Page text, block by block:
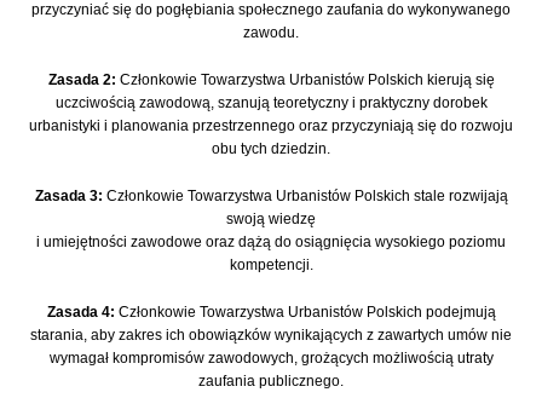
przyczyniać się do pogłębiania społecznego zaufania do wykonywanego
zawodu.
Zasada 2: Członkowie Towarzystwa Urbanistów Polskich kierują się
uczciwością zawodową, szanują teoretyczny i praktyczny dorobek
urbanistyki i planowania przestrzennego oraz przyczyniają się do rozwoju
obu tych dziedzin.
Zasada 3: Członkowie Towarzystwa Urbanistów Polskich stale rozwijają
swoją wiedzę
i umiejętności zawodowe oraz dążą do osiągnięcia wysokiego poziomu
kompetencji.
Zasada 4: Członkowie Towarzystwa Urbanistów Polskich podejmują
starania, aby zakres ich obowiązków wynikających z zawartych umów nie
wymagał kompromisów zawodowych, grożących możliwością utraty
zaufania publicznego.